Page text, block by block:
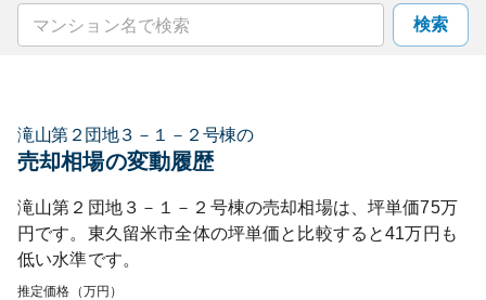
検索
滝山第２団地３－１－２号棟の
売却相場の変動履歴
滝山第２団地３－１－２号棟の売却相場は、坪単価75万
円です。 東久留米市全体の坪単価と比較すると41万円も
低い水準です。
推定価格（万円）